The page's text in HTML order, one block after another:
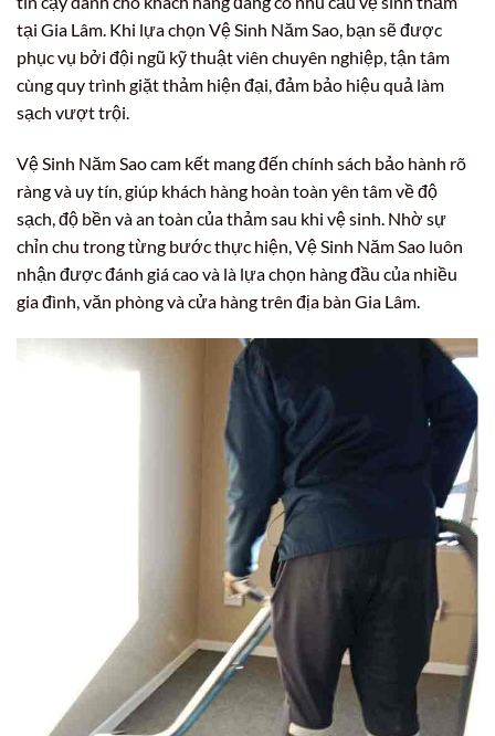
tại Gia Lâm. Khi lựa chọn Vệ Sinh Năm Sao, bạn sẽ được
phục vụ bởi đội ngũ kỹ thuật viên chuyên nghiệp, tận tâm
cùng quy trình giặt thảm hiện đại, đảm bảo hiệu quả làm
sạch vượt trội.
Vệ Sinh Năm Sao cam kết mang đến chính sách bảo hành rõ
ràng và uy tín, giúp khách hàng hoàn toàn yên tâm về độ
sạch, độ bền và an toàn của thảm sau khi vệ sinh. Nhờ sự
chỉn chu trong từng bước thực hiện, Vệ Sinh Năm Sao luôn
nhận được đánh giá cao và là lựa chọn hàng đầu của nhiều
gia đình, văn phòng và cửa hàng trên địa bàn Gia Lâm.